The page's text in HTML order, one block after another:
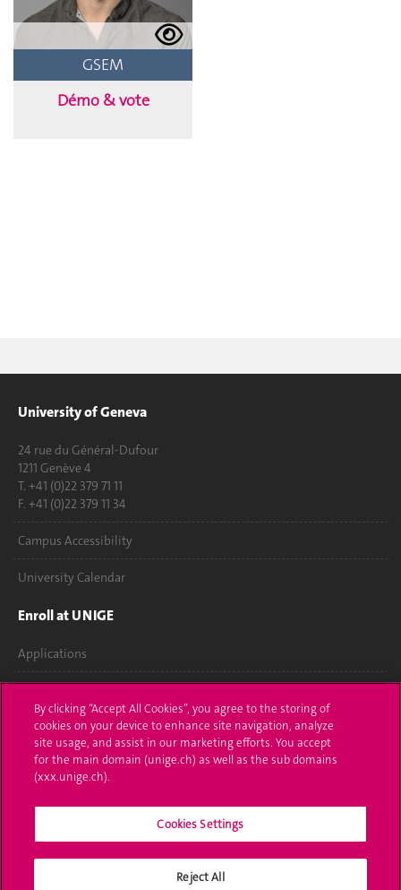
GSEM
Démo & vote
University of Geneva
24 rue du Général-Dufour
1211 Genève 4
T. +41 (0)22 379 71 11
F. +41 (0)22 379 11 34
Campus Accessibility
University Calendar
Enroll at UNIGE
Applications
Ask a question
Contact
Media
Library
By clicking “Accept All Cookies”, you agree to the storing of
cookies on your device to enhance site navigation, analyze
site usage, and assist in our marketing efforts. You accept
for the main domain (unige.ch) as well as the sub domains
(xxx.unige.ch).
Cookies Settings
Reject All